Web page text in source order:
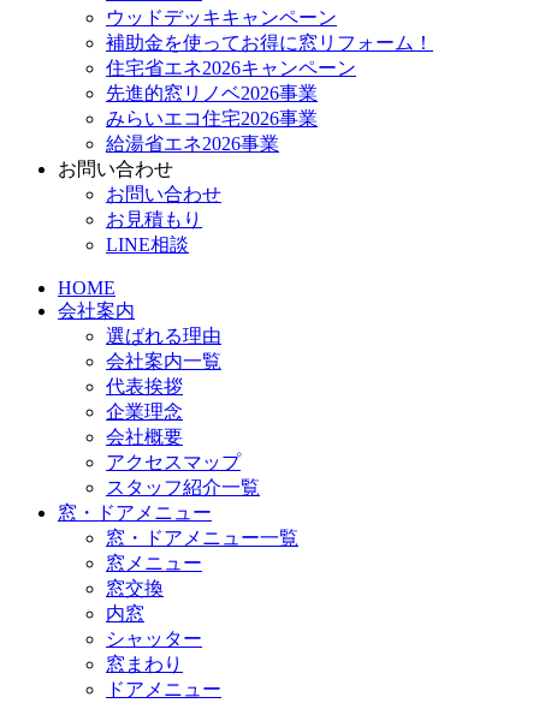
ウッドデッキキャンペーン
補助金を使ってお得に窓リフォーム！
住宅省エネ2026キャンペーン
先進的窓リノベ2026事業
みらいエコ住宅2026事業
給湯省エネ2026事業
お問い合わせ
お問い合わせ
お見積もり
LINE相談
HOME
会社案内
選ばれる理由
会社案内一覧
代表挨拶
企業理念
会社概要
アクセスマップ
スタッフ紹介一覧
窓・ドアメニュー
窓・ドアメニュー一覧
窓メニュー
窓交換
内窓
シャッター
窓まわり
ドアメニュー